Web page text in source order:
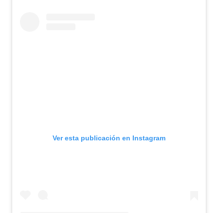
Ver esta publicación en Instagram